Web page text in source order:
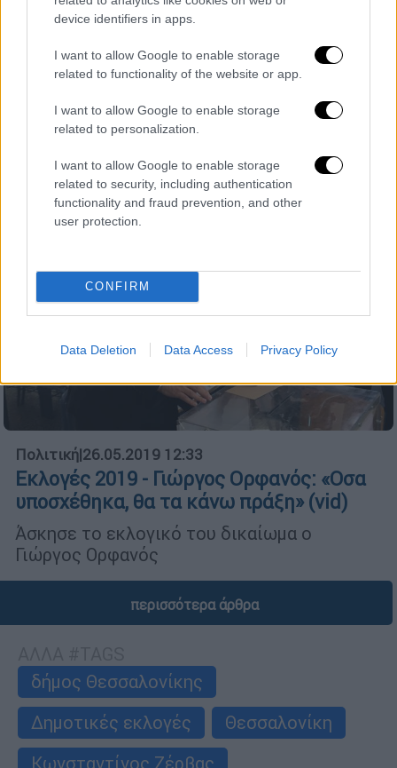
device identifiers in apps.
I want to allow Google to enable storage
related to functionality of the website or app.
I want to allow Google to enable storage
related to personalization.
I want to allow Google to enable storage
related to security, including authentication
functionality and fraud prevention, and other
user protection.
CONFIRM
Data Deletion Data Access Privacy Policy
Πολιτική|27.05.2019 03:24
Μεγάλη αντεπίθεση του Ορφανού
Ορφανού
Πολιτική|26.05.2019 12:33
Εκλογές 2019 - Γιώργος Ορφανός: «Οσα
υποσχέθηκα, θα τα κάνω πράξη» (vid)
Άσκησε το εκλογικό του δικαίωμα ο
Γιώργος Ορφανός
περισσότερα άρθρα
δήμος Θεσσαλονίκης
Δημοτικές εκλογές
Θεσσαλονίκη
Κωνσταντίνος Ζέρβας